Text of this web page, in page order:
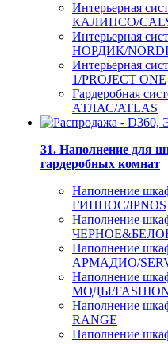
Интерьерная
КАЛИПСО/
Интерьерная
НОРДИК/
Интерьерная
1/PROJECT ONE
Гардеробная
АТЛАС/ATLAS
31. Наполнение для
гардеробных комнат
Наполнение
ГИПНОС/IPNOS
Наполнение
Наполнение
АРМАДИО/
Наполнение
МОДЫ/
Наполнение
RANGE
Наполнение